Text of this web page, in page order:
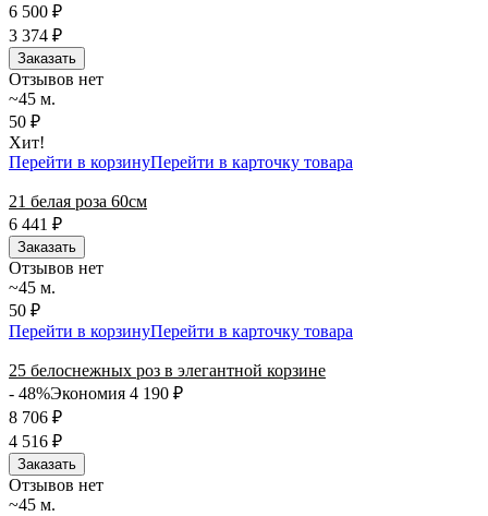
6 500 ₽
3 374 ₽
Заказать
Отзывов нет
~45 м.
50 ₽
Хит!
Перейти в корзинуПерейти в карточку товара
21 белая роза 60см
6 441
₽
Заказать
Отзывов нет
~45 м.
50 ₽
Перейти в корзинуПерейти в карточку товара
25 белоснежных роз в элегантной корзине
- 48%Экономия 4 190 ₽
8 706 ₽
4 516 ₽
Заказать
Отзывов нет
~45 м.